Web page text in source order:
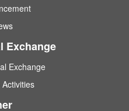
Exchange
Exchange